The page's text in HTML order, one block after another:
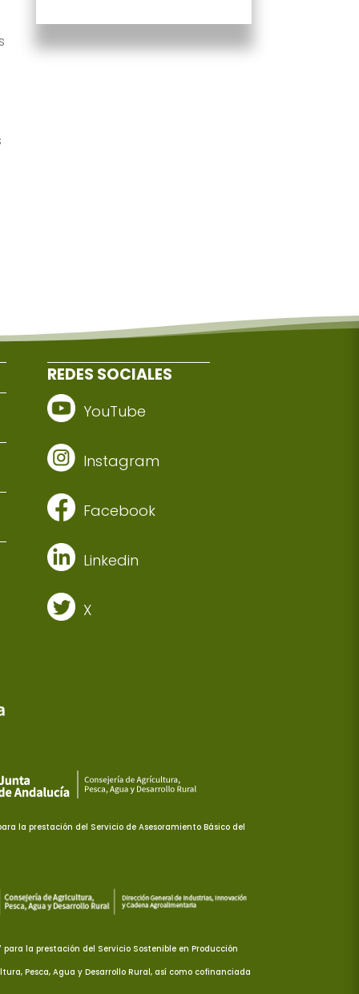
REDES SOCIALES
YouTube
Instagram
Facebook
Linkedin
X
la prestación del Servicio de Asesoramiento Básico del
la prestación del Servicio Sostenible en Producción
Pesca, Agua y Desarrollo Rural, así como cofinanciada